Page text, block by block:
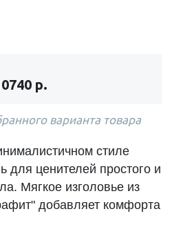
р.
варианта товара
стиле
ценителей простого и
Мягкое изголовье из
добавляет комфорта